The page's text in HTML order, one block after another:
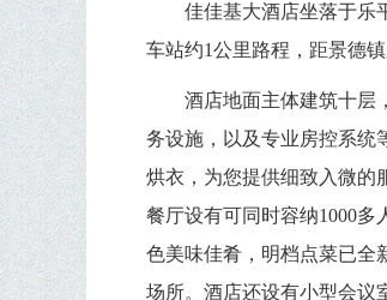
佳佳基大酒店坐落于
车站约1公里路程，距景德
酒店地面主体建筑十层
务设施，以及专业房控系统
烘衣，为您提供细致入微的
餐厅设有可同时容纳1000多
色美味佳肴，明档点菜已全
场所。酒店还设有小型会议